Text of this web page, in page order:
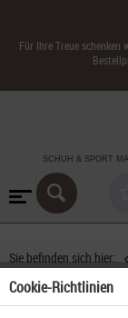
Für Ihre Treue
SCHUH & SPORT
Sie befinden sich hier:
Cookie-Richtlinien